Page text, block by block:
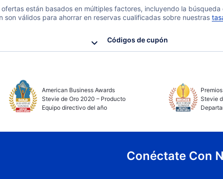
están basados en múltiples factores, incluyendo la
válidos para ahorrar en reservas cualificadas sobre nuestras
Códigos de cupón
American Business Awards
Stevie de Oro 2020 – Producto
Equipo directivo del año
Stevie
Conéctate Con